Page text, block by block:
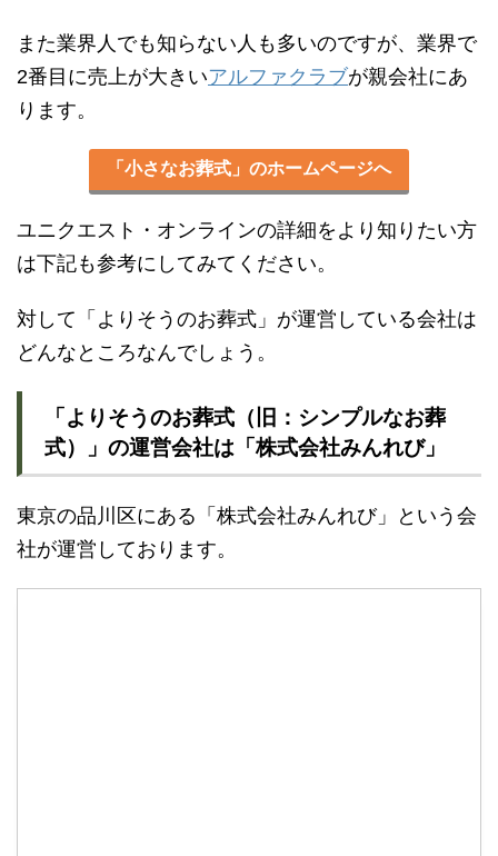
また業界人でも知らない人も多いのですが、業界で
2番目に売上が大きいアルファクラブが親会社にあ
ります。
「小さなお葬式」のホームページへ
ユニクエスト・オンラインの詳細をより知りたい方
は下記も参考にしてみてください。
対して「よりそうのお葬式」が運営している会社は
どんなところなんでしょう。
「よりそうのお葬式（旧：シンプルなお葬
式）」の運営会社は「株式会社みんれび」
東京の品川区にある「株式会社みんれび」という会
社が運営しております。